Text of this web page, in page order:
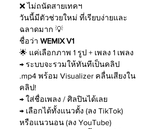
❌ ไม่ถนัดสายเทคฯ
วันนี้มีตัวช่วยใหม่ ที่เรียบง่ายและ
ฉลาดมาก 💡
ชื่อว่า WEMIX V1
🌟 แค่เลือกภาพ 1 รูป + เพลง 1 เพลง
→ ระบบจะรวมให้ทันทีเป็นคลิป
.mp4 พร้อม Visualizer คลื่นเสียงใน
คลิป!
→ ใส่ชื่อเพลง / ศิลปินได้เลย
→ เลือกได้ทั้งแนวตั้ง (ลง TikTok)
หรือแนวนอน (ลง YouTube)